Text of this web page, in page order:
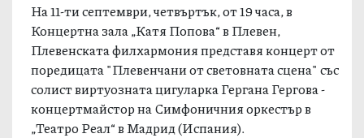
На 11-ти септември, четвъртък, от 19 часа, в
Концертна зала „Катя Попова“ в Плевен,
Плевенската филхармония представя концерт от
поредицата "Плевенчани от световната сцена" със
солист виртуозната цигуларка Гергана Гергова -
концертмайстор на Симфоничния оркестър в
„Театро Реал“ в Мадрид (Испания).